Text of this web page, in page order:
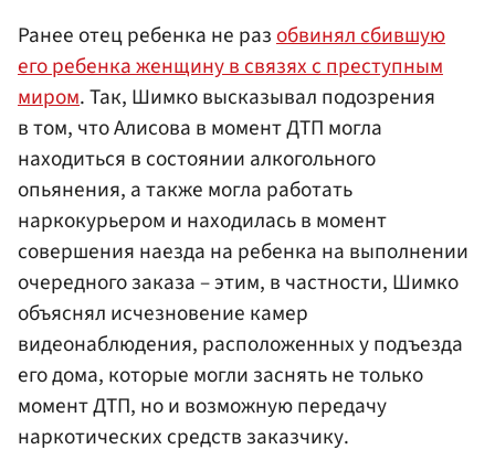
Ранее отец ребенка не разобвинял сбившую
его ребенка женщину в связях с преступным
миром. Так, Шимко высказывал подозрения
в том, что Алисова в момент ДТП могла
находиться в состоянии алкогольного
опьянения, а также могла работать
наркокурьером и находилась в момент
совершения наезда на ребенка на выполнении
очередного заказа – этим, в частности, Шимко
объяснял исчезновение камер
видеонаблюдения, расположенных у подъезда
его дома, которые могли заснять не только
момент ДТП, но и возможную передачу
наркотических средств заказчику.